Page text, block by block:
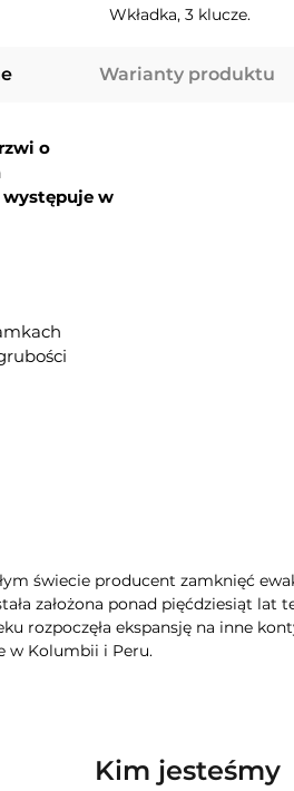
Wkładka, 3 klucze.
Warianty produktu
o
występuje w
świecie producent zamknięć
założona ponad pięćdziesiąt lat
rozpoczęła ekspansję na inne
w Kolumbii i Peru.
Kim jesteśmy